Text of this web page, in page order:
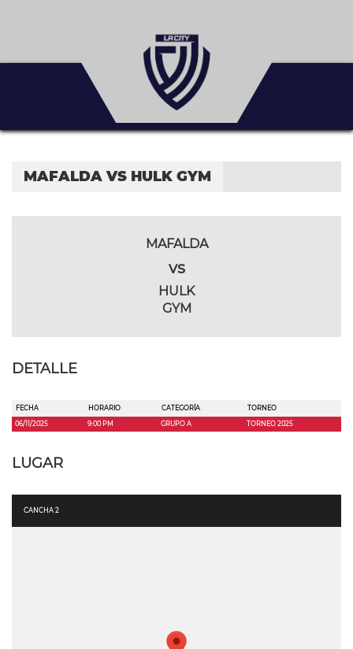
MAFALDA VS HULK GYM
MAFALDA
vs
HULK
GYM
DETALLE
FECHA HORARIO CATEGORÍA
TORNEO
06/11/2025
9:00 PM GRUPO A TORNEO 2025
LUGAR
CANCHA 2